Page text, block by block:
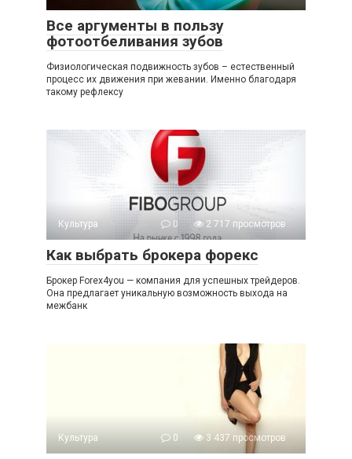
Все аргументы в пользу
фотоотбеливания зубов
Физиологическая подвижность зубов – естественный
процесс их движения при жевании. Именно благодаря
такому рефлексу
Культура 0 2 717 просмотров
Как выбрать брокера форекс
Брокер Forex4you — компания для успешных трейдеров.
Она предлагает уникальную возможность выхода на
межбанк
Культура 0 3 437 просмотров